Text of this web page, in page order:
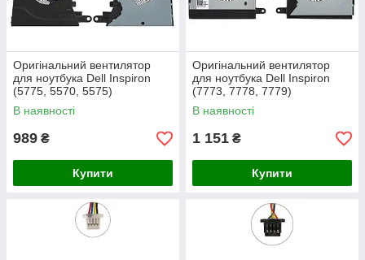
Оригінальний вентилятор
для ноутбука Dell Inspiron
(5775, 5570, 5575)
В наявності
989 ₴
Купити
Оригінальний вентилятор
для ноутбука Dell Inspiron
(7773, 7778, 7779)
В наявності
1 151 ₴
Купити